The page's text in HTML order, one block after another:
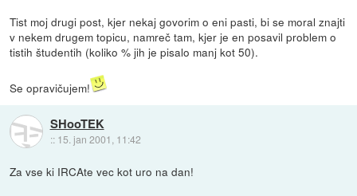
Tist moj drugi post, kjer nekaj govorim o eni pasti, bi se moral znajti
v nekem drugem topicu, namreč tam, kjer je en posavil problem o
tistih študentih (koliko % jih je pisalo manj kot 50).
Se opravičujem!
SHooTEK
:: 15. jan 2001, 11:42
Za vse ki IRCAte vec kot uro na dan!